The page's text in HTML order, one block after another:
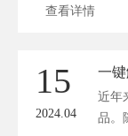
查看详情
15
2024.04
近年
品。